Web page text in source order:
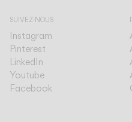
SUIVEZ-NOUS
Instagram
Pinterest
LinkedIn
Youtube
Facebook